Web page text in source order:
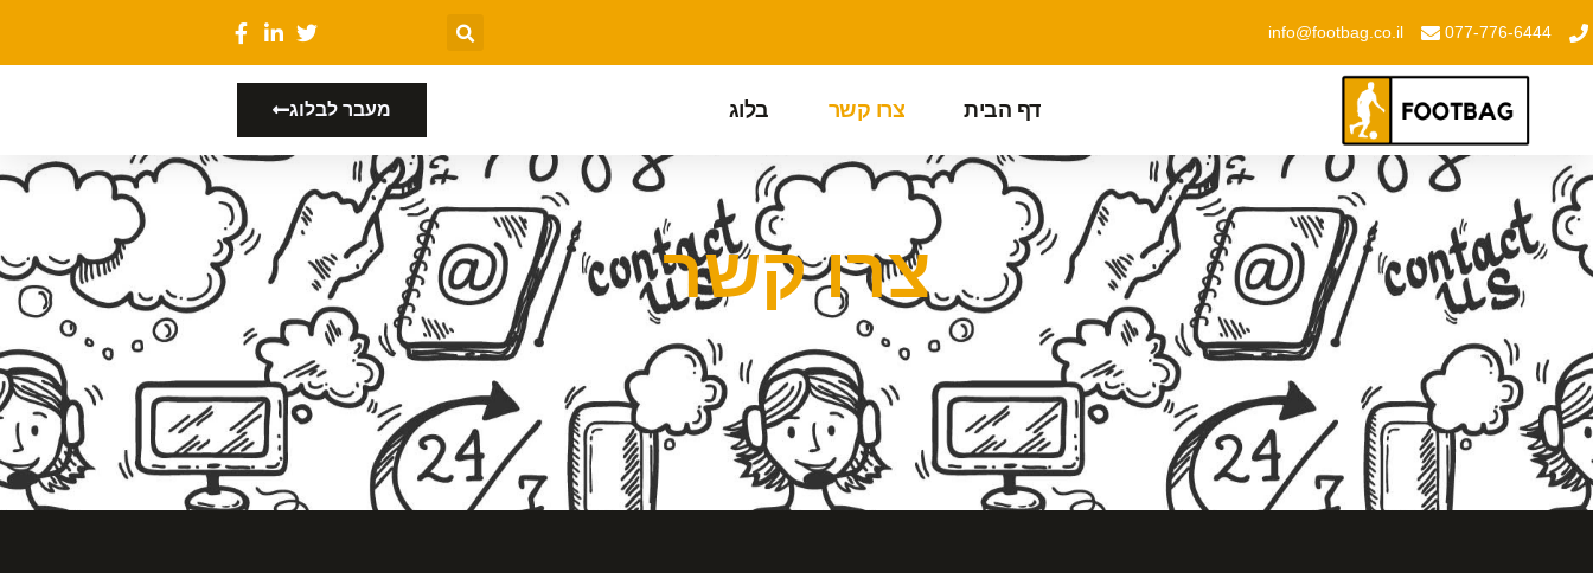
077-776-6444
info@footbag.co.il
דף הבית צרו קשר בלוג מעבר לבלוג
צרו קשר